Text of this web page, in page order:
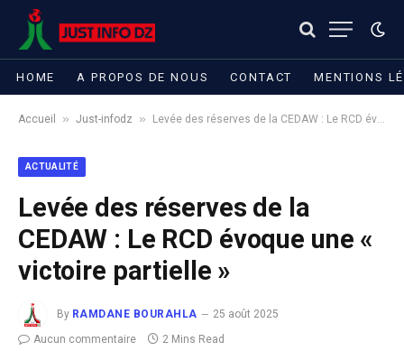
HOME A PROPOS DE NOUS CONTACT MENTIONS
Accueil » Just-infodz » Levée des réserves de la CEDAW : Le RCD évoque une « victoire partielle »
ACTUALITÉ
Levée des réserves de la
CEDAW : Le RCD évoque une «
victoire partielle »
By RAMDANE BOURAHLA
25 août 2025
Aucun commentaire
2 Mins Read